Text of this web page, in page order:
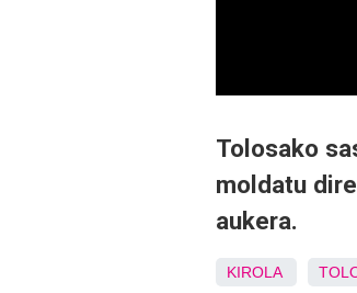
Tolosako
moldatu
aukera.
KIROLA